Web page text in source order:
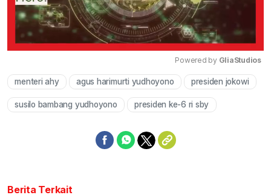
Mute
Powered by GliaStudios
menteri ahy agus harimurti yudhoyono presiden jokowi
susilo bambang yudhoyono presiden ke-6 ri sby
Berita Terkait